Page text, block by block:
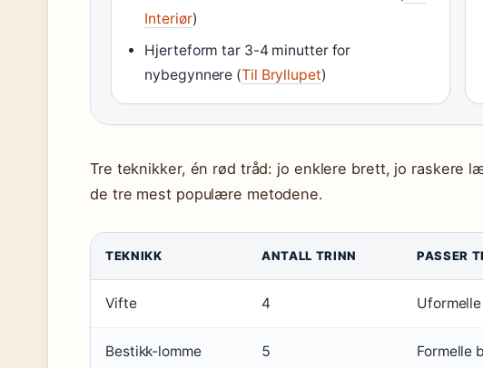
Interiør)
Hjerteform tar 3-4 minutter for
nybegynnere (Til Bryllupet)
Tre teknikker, én rød tråd: jo enklere brett, jo raskere
de tre mest populære metodene.
TEKNIKK ANTALL TRINN PASSER
Vifte 4
Bestikk-lomme 5 Formelle